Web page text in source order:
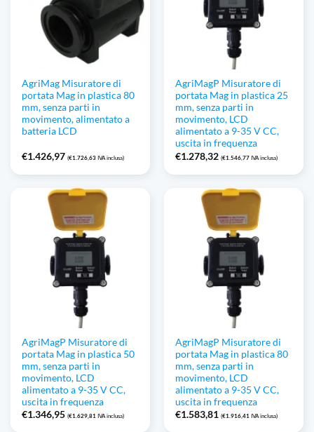
AgriMag Misuratore di
portata Mag in plastica 80
mm, senza parti in
movimento, alimentato a
batteria LCD
€1.426,97 (€1.726,63 IVA inclusa)
AgriMagP Misuratore di
portata Mag in plastica 25
mm, senza parti in
movimento, LCD
alimentato a 9-35 V CC,
uscita in frequenza
€1.278,32 (€1.546,77 IVA inclusa)
AgriMagP Misuratore di
portata Mag in plastica 50
mm, senza parti in
movimento, LCD
alimentato a 9-35 V CC,
uscita in frequenza
€1.346,95 (€1.629,81 IVA inclusa)
AgriMagP Misuratore di
portata Mag in plastica 80
mm, senza parti in
movimento, LCD
alimentato a 9-35 V CC,
uscita in frequenza
€1.583,81 (€1.916,41 IVA inclusa)